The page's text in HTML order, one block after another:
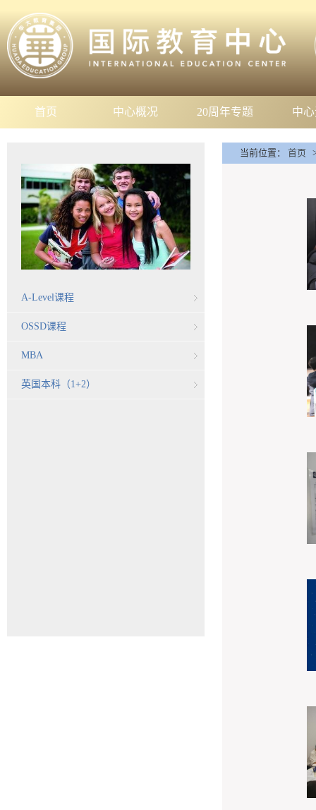
首页 中心概况 20周年专题 中
A-Level课程
OSSD课程
MBA
英国本科（1+2）
当前位置： 首页